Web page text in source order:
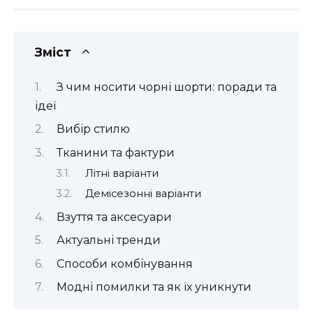
Зміст
З чим носити чорні шорти: поради та
ідеї
Вибір стилю
Тканини та фактури
Літні варіанти
Демісезонні варіанти
Взуття та аксесуари
Актуальні тренди
Способи комбінування
Модні помилки та як їх уникнути